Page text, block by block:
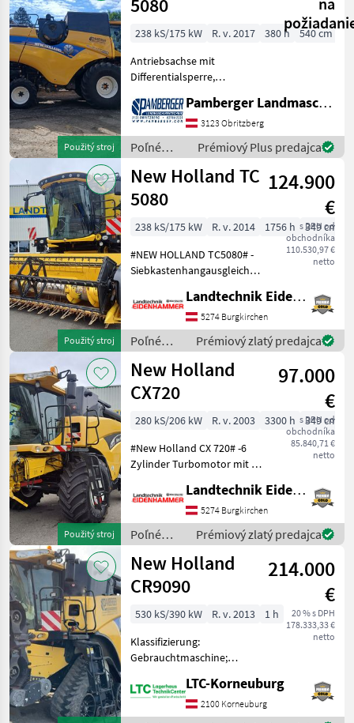
Holland
Použitý stroj
5080
238 kS/175 kW R. v. 2017 380 h
540 cm
Antriebsachse mit
Differentialsperre,
Lenkachse TW680/85R32 -
SW460/70R24-163A8 IMP
AC70G FPT Cursor Motor
Hydraulik für AutoFloat
Schne
Pamberger Landmaschinentechnik GmbH
3123 Obritzberg
Poľné
zberové
stroje /
New
Holland
Prémiový Plus predajca
Použitý stroj
New Holland TC
5080
124.900
€
s DPH od
obchodníka
110.530,97 €
netto
238 kS/175 kW R. v. 2014 1756 h
349 cm
#NEW HOLLAND TC5080# -
Siebkastenhangausgleich
Zentrifugalabscheider -
AutoFloat mit Lateral Float
(mit schwenkbares
Frontschild) - Luftsitz - Elek
Landtechnik Eidenhammer GmbH
5274 Burgkirchen
Poľné
zberové
stroje /
New
Holland
Prémiový zlatý predajca
Použitý stroj
New Holland
CX720
97.000
€
s DPH od
obchodníka
85.840,71 €
netto
280 kS/206 kW R. v. 2003 3300 h
349 cm
#New Holland CX 720# -6
Zylinder Turbomotor mit 7,
Hydrostatmaschine mit 4
Gänge 30 km/h -
Originalzustand -5 Schüttler
-Hangausgleich -Allrad -D
Landtechnik Eidenhammer GmbH
5274 Burgkirchen
Poľné
zberové
stroje /
New
Holland
Prémiový zlatý predajca
New Holland
CR9090
214.000
€
20 % s DPH
178.333,33 €
netto
530 kS/390 kW R. v. 2013
1 h
Klassifizierung:
Gebrauchtmaschine;
Motorhersteller: FPT Fiat;
LTC-Korneuburg
2100 Korneuburg